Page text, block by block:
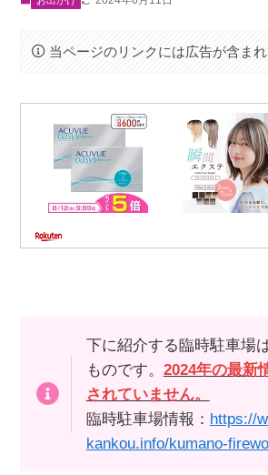
当ページのリンクには広告が含まれ
下に紹介する臨時駐車場
ものです。 2024年の最新
されていません。
臨時駐車場情報： https://
kankou.info/kumano-